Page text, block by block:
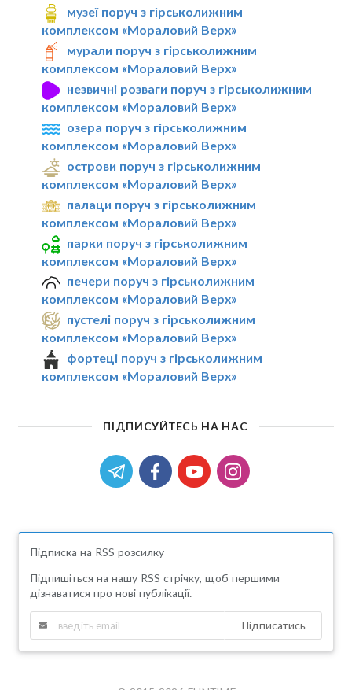
музеї поруч з гірськолижним
комплексом «Мораловий Верх»
мурали поруч з гірськолижним
комплексом «Мораловий Верх»
незвичні розваги поруч з гірськолижним
комплексом «Мораловий Верх»
озера поруч з гірськолижним
комплексом «Мораловий Верх»
острови поруч з гірськолижним
комплексом «Мораловий Верх»
палаци поруч з гірськолижним
комплексом «Мораловий Верх»
парки поруч з гірськолижним
комплексом «Мораловий Верх»
печери поруч з гірськолижним
комплексом «Мораловий Верх»
пустелі поруч з гірськолижним
комплексом «Мораловий Верх»
фортеці поруч з гірськолижним
комплексом «Мораловий Верх»
ПІДПИСУЙТЕСЬ НА НАС
Підписка на RSS розсилку
Підпишіться на нашу RSS стрічку, щоб першими
дізнаватися про нові публікації.
Підписатись